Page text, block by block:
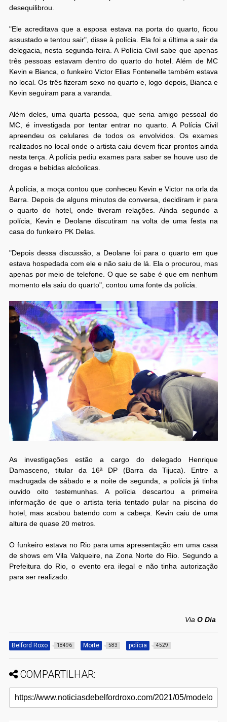
desequilibrou.
"Ele acreditava que a esposa estava na porta do quarto, ficou
assustado e tentou sair", disse à polícia. Ela foi a última a sair da
delegacia, nesta segunda-feira. A Polícia Civil sabe que apenas
três pessoas estavam dentro do quarto do hotel. Além de MC
Kevin e Bianca, o funkeiro Victor Elias Fontenelle também estava
no local. Os três fizeram sexo no quarto e, logo depois, Bianca e
Kevin seguiram para a varanda.
Além deles, uma quarta pessoa, que seria amigo pessoal do
MC, é investigada por tentar entrar no quarto. A Polícia Civil
apreendeu os celulares de todos os envolvidos. Os exames
realizados no local onde o artista caiu devem ficar prontos ainda
nesta terça. A polícia pediu exames para saber se houve uso de
drogas e bebidas alcóolicas.
À polícia, a moça contou que conheceu Kevin e Victor na orla da
Barra. Depois de alguns minutos de conversa, decidiram ir para
o quarto do hotel, onde tiveram relações. Ainda segundo a
polícia, Kevin e Deolane discutiram na volta de uma festa na
casa do funkeiro PK Delas.
"Depois dessa discussão, a Deolane foi para o quarto em que
estava hospedada com ele e não saiu de lá. Ela o procurou, mas
apenas por meio de telefone. O que se sabe é que em nenhum
momento ela saiu do quarto", contou uma fonte da polícia.
As investigações estão a cargo do delegado Henrique
Damasceno, titular da 16ª DP (Barra da Tijuca). Entre a
madrugada de sábado e a noite de segunda, a polícia já tinha
ouvido oito testemunhas. A polícia descartou a primeira
informação de que o artista teria tentado pular na piscina do
hotel, mas acabou batendo com a cabeça. Kevin caiu de uma
altura de quase 20 metros.
O funkeiro estava no Rio para uma apresentação em uma casa
de shows em Vila Valqueire, na Zona Norte do Rio. Segundo a
Prefeitura do Rio, o evento era ilegal e não tinha autorização
para ser realizado.
ViaO Dia
Belford Roxo 18496 Morte 583 polícia 4529
COMPARTILHAR: